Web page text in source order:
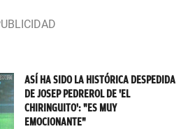
ASÍ HA SIDO LA HISTÓRICA DESPEDIDA
DE JOSEP PEDREROL DE 'EL
CHIRINGUITO': "ES MUY
EMOCIONANTE"